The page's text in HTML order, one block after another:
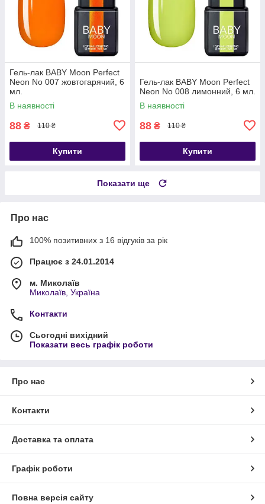
Гель-лак BABY Moon Perfect
Neon No 007 жовтогарячий, 6
мл.
В наявності
88 ₴ 110 ₴
Купити
Гель-лак BABY Moon Perfect
Neon No 008 лимонний, 6 мл.
В наявності
88 ₴ 110 ₴
Купити
Показати ще
Про нас
100% позитивних з 16 відгуків за рік
Працює з 24.01.2014
м. Миколаїв
Миколаїв, Україна
Контакти
Сьогодні вихідний
Показати весь графік роботи
Про нас
Контакти
Доставка та оплата
Графік роботи
Повна версія сайту